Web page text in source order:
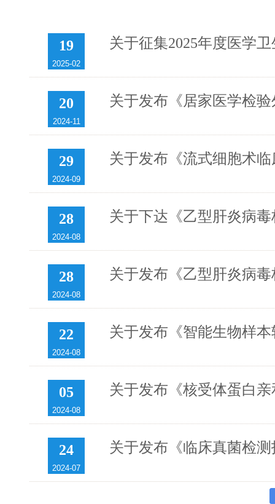
19
2025-02
关于征集2025年度医学
20
2024-11
关于发布《居家医学检
29
2024-09
关于发布《流式细胞术
28
2024-08
关于下达《乙型肝炎病
28
2024-08
关于发布《乙型肝炎病
22
2024-08
关于发布《智能生物样
05
2024-08
关于发布《核受体蛋白
24
2024-07
关于发布《临床真菌检